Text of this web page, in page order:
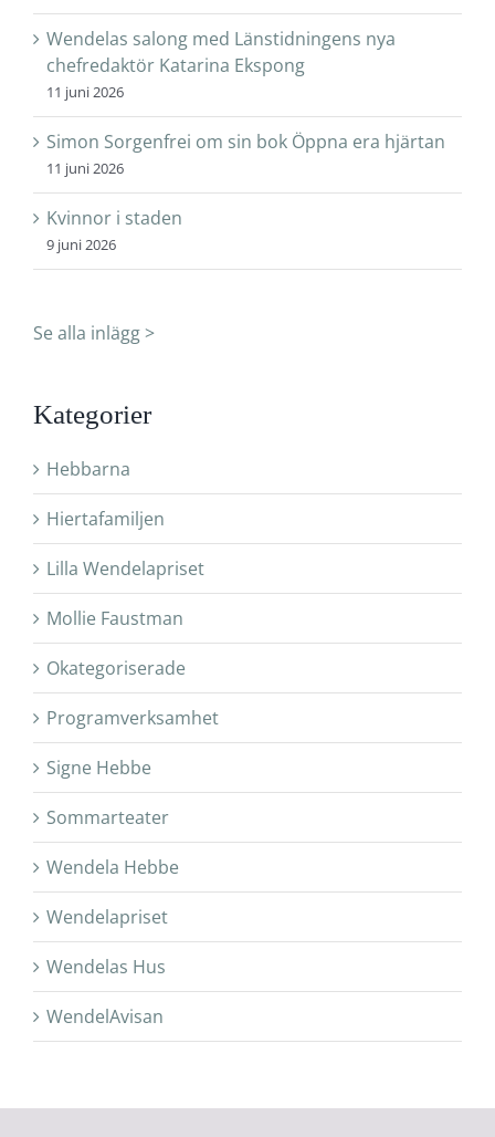
Wendelas salong med Länstidningens nya
chefredaktör Katarina Ekspong
11 juni 2026
Simon Sorgenfrei om sin bok Öppna era hjärtan
11 juni 2026
Kvinnor i staden
9 juni 2026
Se alla inlägg >
Kategorier
Hebbarna
Hiertafamiljen
Lilla Wendelapriset
Mollie Faustman
Okategoriserade
Programverksamhet
Signe Hebbe
Sommarteater
Wendela Hebbe
Wendelapriset
Wendelas Hus
WendelAvisan